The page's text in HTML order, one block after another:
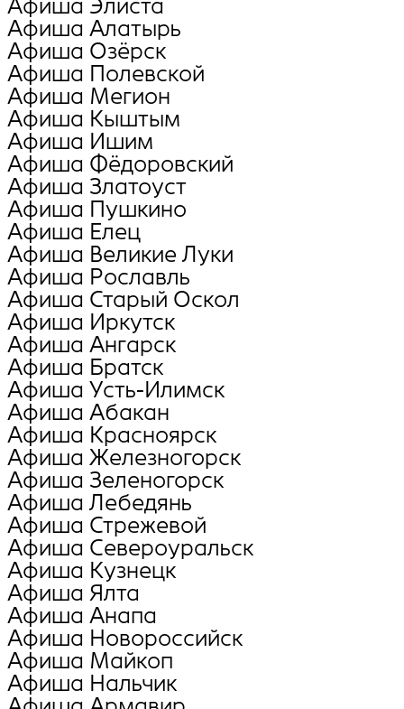
Афиша Элиста
Афиша Алатырь
Афиша Озёрск
Афиша Полевской
Афиша Мегион
Афиша Кыштым
Афиша Ишим
Афиша Фёдоровский
Афиша Златоуст
Афиша Пушкино
Афиша Елец
Афиша Великие Луки
Афиша Рославль
Афиша Старый Оскол
Афиша Иркутск
Афиша Ангарск
Афиша Братск
Афиша Усть-Илимск
Афиша Абакан
Афиша Красноярск
Афиша Железногорск
Афиша Зеленогорск
Афиша Лебедянь
Афиша Стрежевой
Афиша Североуральск
Афиша Кузнецк
Афиша Ялта
Афиша Анапа
Афиша Новороссийск
Афиша Майкоп
Афиша Нальчик